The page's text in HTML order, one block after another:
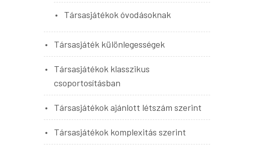
Társasjátékok óvodásoknak
Társasjáték különlegességek
Társasjátékok klasszikus
csoportosításban
Társasjátékok ajánlott létszám szerint
Társasjátékok komplexitás szerint